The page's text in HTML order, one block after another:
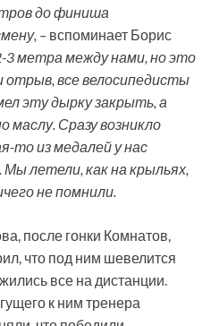
до финиша
– вспоминает Борис
3 метра между нами, но это
все велосипедисты
эту дырку закрыть, а
маслу. Сразу возникло
то из медалей у нас
летели, как на крыльях,
не помнили.
после гонки Комнатов,
что под ним шевелится
все на дистанции.
к ним тренера